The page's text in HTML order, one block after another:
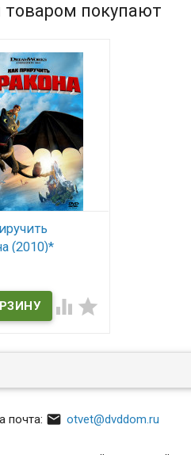
товаром покупают
(2010)*
 
почта:  otvet@dvddom.ru